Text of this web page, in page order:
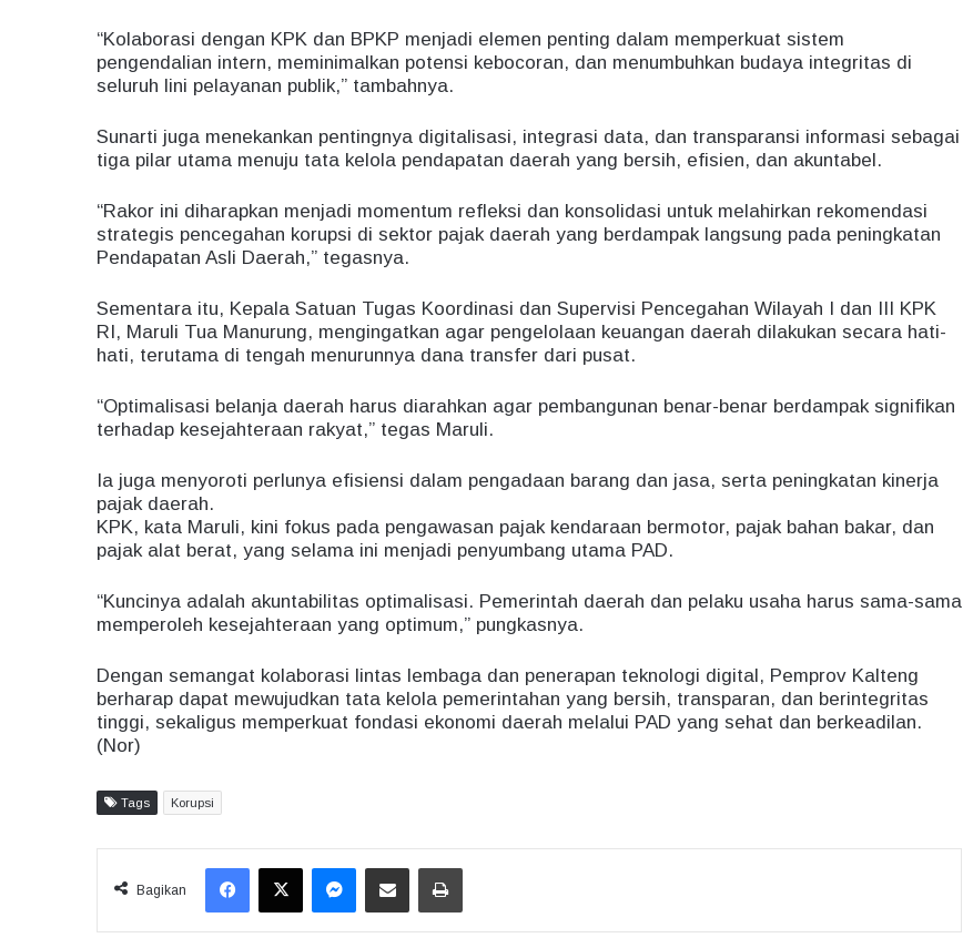
“Kolaborasi dengan KPK dan BPKP menjadi elemen penting dalam memperkuat sistem
pengendalian intern, meminimalkan potensi kebocoran, dan menumbuhkan budaya integritas di
seluruh lini pelayanan publik,” tambahnya.
Sunarti juga menekankan pentingnya digitalisasi, integrasi data, dan transparansi informasi sebagai
tiga pilar utama menuju tata kelola pendapatan daerah yang bersih, efisien, dan akuntabel.
“Rakor ini diharapkan menjadi momentum refleksi dan konsolidasi untuk melahirkan rekomendasi
strategis pencegahan korupsi di sektor pajak daerah yang berdampak langsung pada peningkatan
Pendapatan Asli Daerah,” tegasnya.
Sementara itu, Kepala Satuan Tugas Koordinasi dan Supervisi Pencegahan Wilayah I dan III KPK
RI, Maruli Tua Manurung, mengingatkan agar pengelolaan keuangan daerah dilakukan secara hati-
hati, terutama di tengah menurunnya dana transfer dari pusat.
“Optimalisasi belanja daerah harus diarahkan agar pembangunan benar-benar berdampak signifikan
terhadap kesejahteraan rakyat,” tegas Maruli.
Ia juga menyoroti perlunya efisiensi dalam pengadaan barang dan jasa, serta peningkatan kinerja
pajak daerah.
KPK, kata Maruli, kini fokus pada pengawasan pajak kendaraan bermotor, pajak bahan bakar, dan
pajak alat berat, yang selama ini menjadi penyumbang utama PAD.
“Kuncinya adalah akuntabilitas optimalisasi. Pemerintah daerah dan pelaku usaha harus sama-sama
memperoleh kesejahteraan yang optimum,” pungkasnya.
Dengan semangat kolaborasi lintas lembaga dan penerapan teknologi digital, Pemprov Kalteng
berharap dapat mewujudkan tata kelola pemerintahan yang bersih, transparan, dan berintegritas
tinggi, sekaligus memperkuat fondasi ekonomi daerah melalui PAD yang sehat dan berkeadilan.
(Nor)
Tags Korupsi
Bagikan
X